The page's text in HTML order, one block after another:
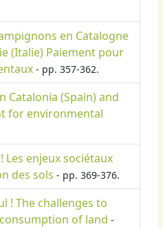
en Catalogne
(Italie) Paiement pour
- pp. 357-362.
Catalonia (Spain) and
for environmental
enjeux sociétaux
des sols - pp. 369-376.
! The challenges to
of land -